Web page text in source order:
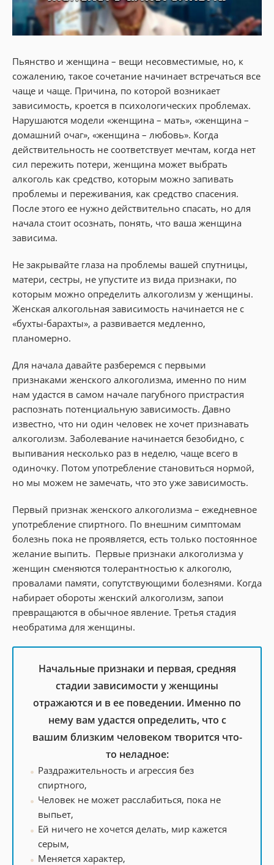
Пьянство и женщина – вещи несовместимые, но, к
сожалению, такое сочетание начинает встречаться все
чаще и чаще. Причина, по которой возникает
зависимость, кроется в психологических проблемах.
Нарушаются модели «женщина – мать», «женщина –
домашний очаг», «женщина – любовь». Когда
действительность не соответствует мечтам, когда нет
сил пережить потери, женщина может выбрать
алкоголь как средство, которым можно запивать
проблемы и переживания, как средство спасения.
После этого ее нужно действительно спасать, но для
начала стоит осознать, понять, что ваша женщина
зависима.
Не закрывайте глаза на проблемы вашей спутницы,
матери, сестры, не упустите из вида признаки, по
которым можно определить алкоголизм у женщины.
Женская алкогольная зависимость начинается не с
«бухты-барахты», а развивается медленно,
планомерно.
Для начала давайте разберемся с первыми
признаками женского алкоголизма, именно по ним
нам удастся в самом начале пагубного пристрастия
распознать потенциальную зависимость. Давно
известно, что ни один человек не хочет признавать
алкоголизм. Заболевание начинается безобидно, с
выпивания несколько раз в неделю, чаще всего в
одиночку. Потом употребление становиться нормой,
но мы можем не замечать, что это уже зависимость.
Первый признак женского алкоголизма – ежедневное
употребление спиртного. По внешним симптомам
болезнь пока не проявляется, есть только постоянное
желание выпить. Первые признаки алкоголизма у
женщин сменяются толерантностью к алкоголю,
провалами памяти, сопутствующими болезнями. Когда
набирает обороты женский алкоголизм, запои
превращаются в обычное явление. Третья стадия
необратима для женщины.
Начальные признаки и первая, средняя
стадии зависимости у женщины
отражаются и в ее поведении. Именно по
нему вам удастся определить, что с
вашим близким человеком творится что-
то неладное:
Раздражительность и агрессия без
спиртного,
Человек не может расслабиться, пока не
выпьет,
Ей ничего не хочется делать, мир кажется
серым,
Меняется характер,